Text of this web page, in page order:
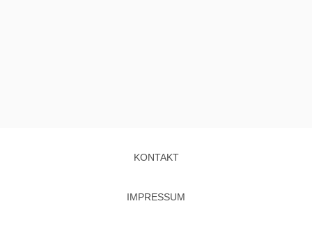
KONTAKT
IMPRESSUM